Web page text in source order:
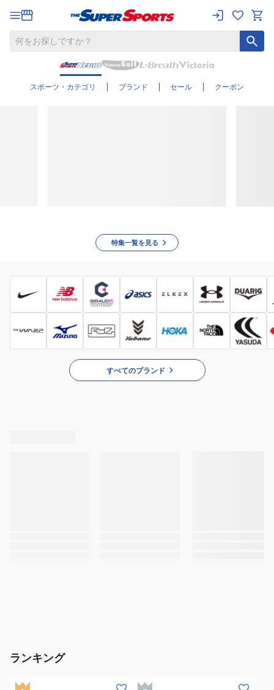
【公式】スポーツ
用品通販のスーパ
ースポーツゼビオ
| 3,980円で送料無
スポーツ・カテゴリ ブランド セール クーポン
特集一覧を見る
すべてのブランド
ランキング
(メ
(メ